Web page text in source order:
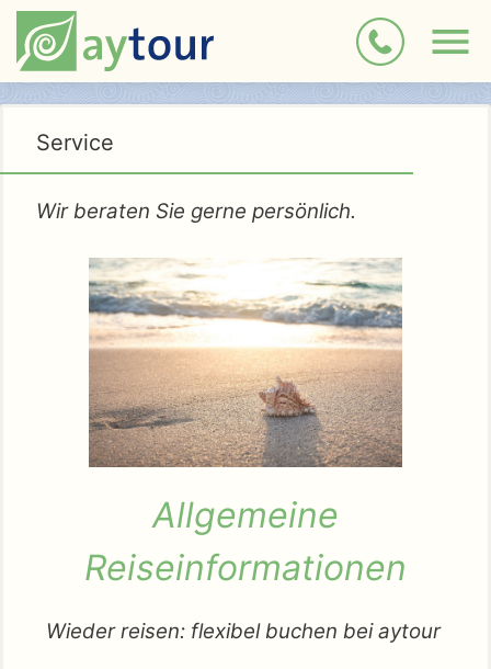
Service
Wir beraten Sie gerne persönlich.
Allgemeine
Reiseinformationen
Wieder reisen: flexibel buchen bei aytour